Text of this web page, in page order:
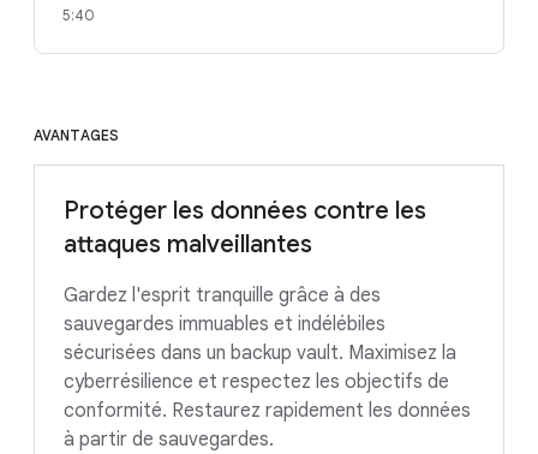
5:40
AVANTAGES
Protéger les données contre les
attaques malveillantes
Gardez l'esprit tranquille grâce à des
sauvegardes immuables et indélébiles
sécurisées dans un backup vault. Maximisez la
cyberrésilience et respectez les objectifs de
conformité. Restaurez rapidement les données
à partir de sauvegardes.